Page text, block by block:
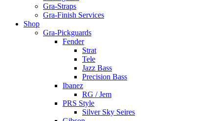
Gra-Straps
Gra-Finish Services
Shop
Gra-Pickguards
Fender
Strat
Tele
Jazz Bass
Precision Bass
Ibanez
RG / Jem
PRS Style
Silver Sky Seires